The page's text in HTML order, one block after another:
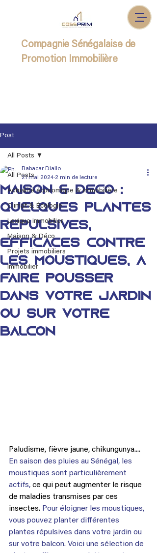
Compagnie Sénégalaise de
Promotion Immobilière
Post
All Posts
Actualité économique & immobilière
Climat & Écologie
Lexique immobilier
Maison & Déco
Projets immobiliers
Immobilier
All Posts
Maison & Déco :
Quelques plantes
répulsives,
efficaces contre
les moustiques, à
faire pousser
dans votre jardin
ou sur votre
balcon
Babacar Diallo
21 mai 2024 2 min de lecture
Paludisme, fièvre jaune, chikungunya....
En saison des pluies au Sénégal, les
moustiques sont particulièrement
actifs, ce qui peut augmenter le risque
de maladies transmises par ces
insectes. Pour éloigner les moustiques,
vous pouvez planter différentes
plantes répulsives dans votre jardin ou
sur votre balcon. Voici une sélection de